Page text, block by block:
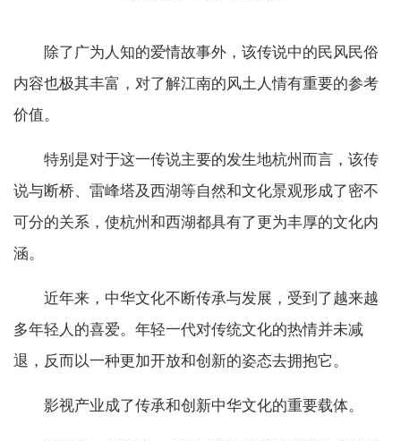
除了广为人知的爱情故事外，该传说中的民风民俗
内容也极其丰富，对了解江南的风土人情有重要的参考
价值。
特别是对于这一传说主要的发生地杭州而言，该传
说与断桥、雷峰塔及西湖等自然和文化景观形成了密不
可分的关系，使杭州和西湖都具有了更为丰厚的文化内
涵。
近年来，中华文化不断传承与发展，受到了越来越
多年轻人的喜爱。年轻一代对传统文化的热情并未减
退，反而以一种更加开放和创新的姿态去拥抱它。
影视产业成了传承和创新中华文化的重要载体。